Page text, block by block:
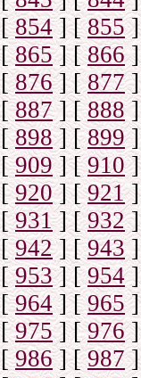
[854] [855]
[865] [866]
[876] [877]
[887] [888]
[898] [899]
[909] [910]
[920] [921]
[931] [932]
[942] [943]
[953] [954]
[964] [965]
[975] [976]
[986] [987]